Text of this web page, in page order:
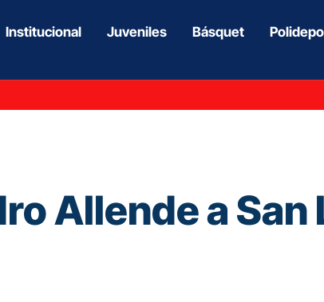
Institucional Juveniles Básquet
Allende a